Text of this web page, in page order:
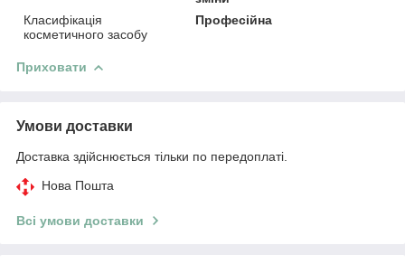
Класифікація
косметичного засобу
Професійна
Приховати
Умови доставки
Доставка здійснюється тільки по передоплаті.
Нова Пошта
Всі умови доставки